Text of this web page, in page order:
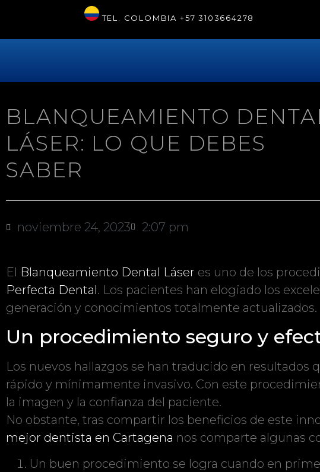
TEL. COLOMBIA +57 3103664278
BLANQUEAMIENTO
LÁSER: LO QUE DEBES
SABER
noviembre 24, 2023 2:07 pm
El Blanqueamiento Dental Láser es uno de los
Perfecta Dental. Los pacientes han elogiado los
generación y conocimientos totalmente actualizados.
Un procedimiento seguro y
Los nuevos hallazgos se han traducido en
rápido y mínimamente invasivo. Con este
la imagen y la confianza del paciente.
No obstante, tras compartir los beneficios de este
mejor dentista en Cartagena nos comparte algunas
Un buen procedimiento se logra cuando en